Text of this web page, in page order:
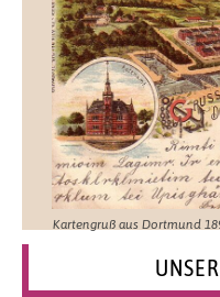
Kartengruß aus Dortmund